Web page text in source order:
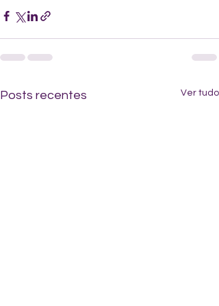
Posts recentes Ver tudo